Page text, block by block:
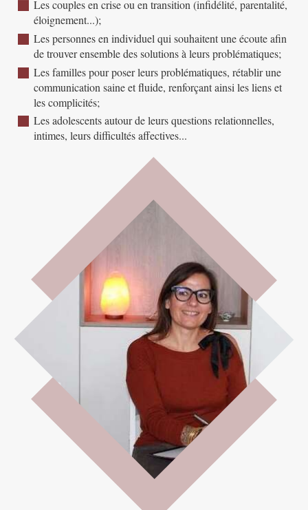
Les couples en crise ou en transition (infidélité, parentalité,
éloignement...);
Les personnes en individuel qui souhaitent une écoute afin
de trouver ensemble des solutions à leurs problématiques;
Les familles pour poser leurs problématiques, rétablir une
communication saine et fluide, renforçant ainsi les liens et
les complicités;
Les adolescents autour de leurs questions relationnelles,
intimes, leurs difficultés affectives...